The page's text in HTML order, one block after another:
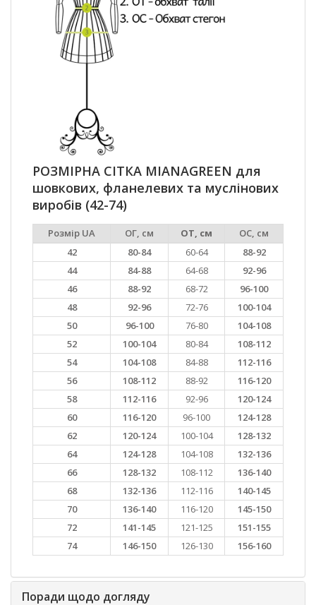
РОЗМІРНА СІТКА MIANAGREEN для
шовкових, фланелевих та муслінових
виробів (42-74)
Розмір UA ОГ, см ОТ, см
ОС, см
42
80-84 60-64
88-92
44
84-88 64-68
92-96
46
88-92 68-72
96-100
48
92-96 72-76
100-104
50
96-100 76-80
104-108
52
100-104 80-84
108-112
54
104-108 84-88
112-116
56
108-112 88-92
116-120
58
112-116 92-96
120-124
60
116-120 96-100
124-128
62
120-124 100-104
128-132
64
124-128 104-108
132-136
66
128-132 108-112
136-140
68
132-136 112-116
140-145
70
136-140 116-120
145-150
72
141-145 121-125
151-155
74
146-150 126-130 156-160
Поради щодо догляду